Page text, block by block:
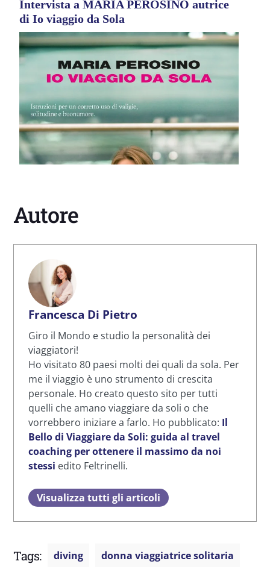
Intervista a MARIA PEROSINO autrice
di Io viaggio da Sola
Autore
Francesca Di Pietro
Giro il Mondo e studio la personalità dei
viaggiatori!
Ho visitato 80 paesi molti dei quali da sola. Per
me il viaggio è uno strumento di crescita
personale. Ho creato questo sito per tutti
quelli che amano viaggiare da soli o che
vorrebbero iniziare a farlo. Ho pubblicato: Il
Bello di Viaggiare da Soli: guida al travel
coaching per ottenere il massimo da noi
stessi edito Feltrinelli.
Visualizza tutti gli articoli
Tags: diving
donna viaggiatrice solitaria